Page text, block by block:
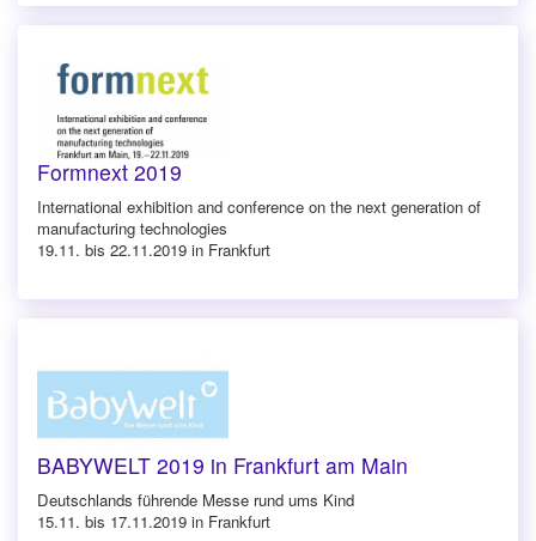
Formnext 2019
International exhibition and conference on the next generation of
manufacturing technologies
19.11. bis 22.11.2019 in Frankfurt
BABYWELT 2019 in Frankfurt am Main
Deutschlands führende Messe rund ums Kind
15.11. bis 17.11.2019 in Frankfurt